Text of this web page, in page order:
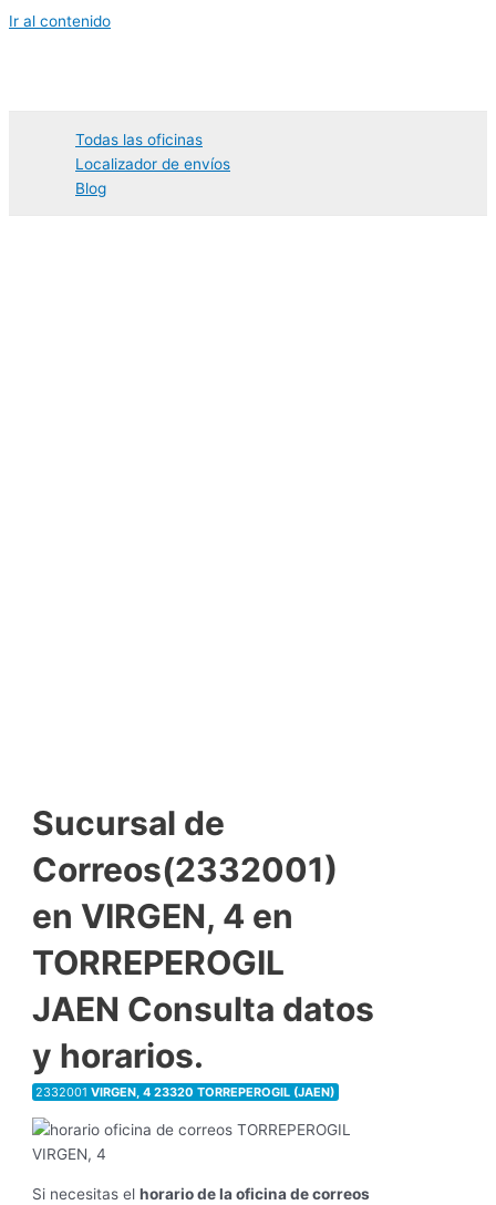
Ir al contenido
Todas las oficinas
Localizador de envíos
Blog
Sucursal de
Correos(2332001)
en VIRGEN, 4 en
TORREPEROGIL
JAEN Consulta datos
y horarios.
2332001VIRGEN, 4 23320 TORREPEROGIL (JAEN)
Si necesitas elhorario de la oficina de correos